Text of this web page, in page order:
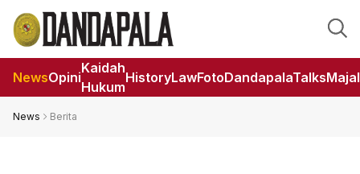
NewsOpini
Kaidah
Hukum
HistoryLawFotoDandapalaTalks
News Berita